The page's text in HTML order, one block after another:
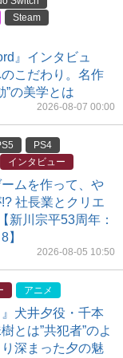
Steam
』インタビュ
こだわり。名作
”の美学とは
2026-08-07 00:00
PS4
インタビュー
ムを作って、や
社長業とクリエ
新川宗平53周年：
】
2026-08-05 10:50
アニメ
犬井夕役・千本
とは”共犯者”のよ
深まった夕の魅